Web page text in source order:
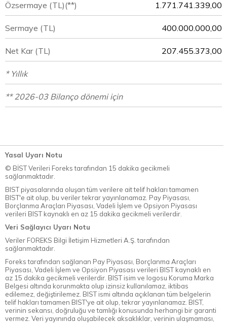
Özsermaye (TL)(**) 1.771.741.339,00
Sermaye (TL) 400.000.000,00
Net Kar (TL) 207.455.373,00
* Yıllık
** 2026-03 Bilanço dönemi için
Yasal Uyarı Notu
© BİST Verileri Foreks tarafından 15 dakika gecikmeli
sağlanmaktadır.
BIST piyasalarında oluşan tüm verilere ait telif hakları tamamen
BIST'e ait olup, bu veriler tekrar yayınlanamaz. Pay Piyasası,
Borçlanma Araçları Piyasası, Vadeli İşlem ve Opsiyon Piyasası
verileri BIST kaynaklı en az 15 dakika gecikmeli verilerdir.
Veri Sağlayıcı Uyarı Notu
Veriler FOREKS Bilgi İletişim Hizmetleri A.Ş. tarafından
sağlanmaktadır.
Foreks tarafından sağlanan Pay Piyasası, Borçlanma Araçları
Piyasası, Vadeli İşlem ve Opsiyon Piyasası verileri BIST kaynaklı en
az 15 dakika gecikmeli verilerdir. BIST isim ve logosu Koruma Marka
Belgesi altında korunmakta olup izinsiz kullanılamaz, iktibas
edilemez, değiştirilemez. BIST ismi altında açıklanan tüm belgelerin
telif hakları tamamen BIST'ye ait olup, tekrar yayınlanamaz. BIST,
verinin sekansı, doğruluğu ve tamlığı konusunda herhangi bir garanti
vermez. Veri yayınında oluşabilecek aksaklıklar, verinin ulaşmaması,